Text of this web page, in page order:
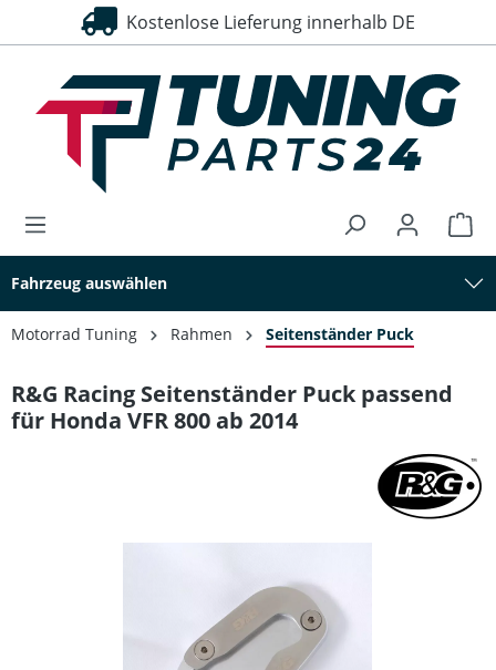
springen Kostenlose Lieferung innerhalb DE
Fahrzeug auswählen
Motorrad Tuning Rahmen Seitenständer Puck
R&G Racing Seitenständer Puck passend
für Honda VFR 800 ab 2014